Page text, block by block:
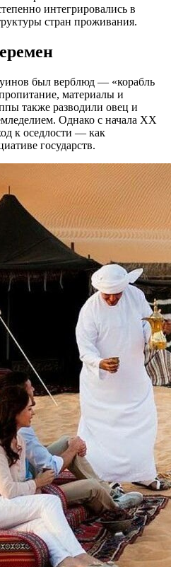
интегрировались в
стран проживания.
был верблюд — «корабль
материалы и
также разводили овец и
Однако с начала XX
к оседлости — как
государств.